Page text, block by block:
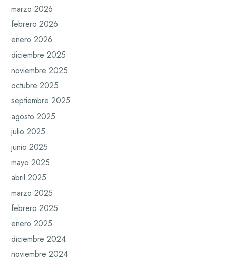
marzo 2026
febrero 2026
enero 2026
diciembre 2025
noviembre 2025
octubre 2025
septiembre 2025
agosto 2025
julio 2025
junio 2025
mayo 2025
abril 2025
marzo 2025
febrero 2025
enero 2025
diciembre 2024
noviembre 2024